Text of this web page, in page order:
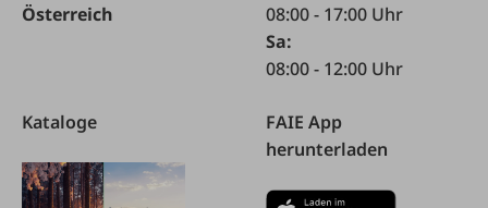
Österreich
08:00 - 17:00 Uhr
Sa:
08:00 - 12:00 Uhr
Kataloge
FAIE App
herunterladen